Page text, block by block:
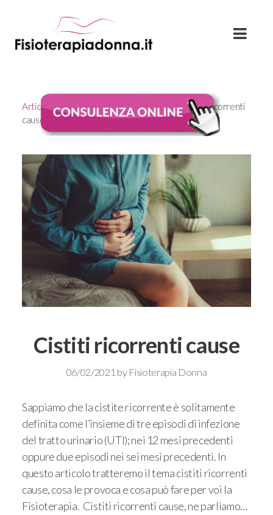
Articoli
Currently viewing the category: "Cistiti ricorrenti
cause"
Cistiti ricorrenti cause
06/02/2021 by Fisioterapia Donna
Sappiamo che la cistite ricorrente è solitamente
definita come l’insieme di tre episodi di infezione
del tratto urinario (UTI); nei 12 mesi precedenti
oppure due episodi nei sei mesi precedenti. In
questo articolo tratteremo il tema cistiti ricorrenti
cause, cosa le provoca e cosa può fare per voi la
Fisioterapia. Cistiti ricorrenti cause, ne parliamo…